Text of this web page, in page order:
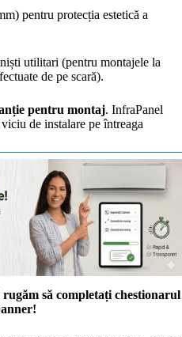
pentru protecția estetică a
utilitari (pentru montajele la
de pe scară).
pentru montaj. InfraPanel
de instalare pe întreaga
să completați chestionarul